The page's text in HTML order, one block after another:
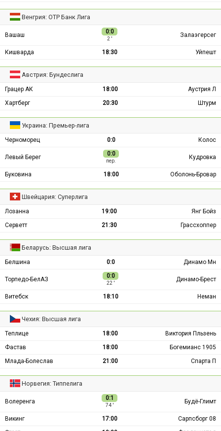
Венгрия: ОТР Банк Лига
Вашаш 0:0
2 ′
Залаэгерсег
Кишварда 18:30 Уйпешт
Австрия: Бундеслига
Грацер АК 18:00
Аустрия Л
Хартберг
20:30 Штурм
Украина: Премьер-лига
Черноморец 0:0 Колос
Левый Берег 0:0
пер.
Кудровка
Буковина 18:00 Оболонь-Бровар
Швейцария: Суперлига
Лозанна 19:00
Янг Бойз
Серветт
21:30 Грассхоппер
Беларусь: Высшая лига
Белшина 0:0 Динамо Мн
Торпедо-БелАЗ 0:0
22 ′
Динамо-Брест
Витебск 18:10 Неман
Чехия: Высшая лига
Теплице 18:00
Виктория Пльзень
Фастав
18:00
Богемианс 1905
Млада-Болеслав
21:00 Спарта П
Норвегия: Типпелига
Волеренга 0:1
74 ′
Будё-Глимт
Викинг 17:00
Сарпсборг 08